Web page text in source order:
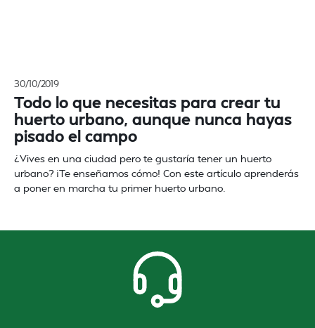
30/10/2019
Todo lo que necesitas para crear tu
huerto urbano, aunque nunca hayas
pisado el campo
¿Vives en una ciudad pero te gustaría tener un huerto
urbano? ¡Te enseñamos cómo! Con este artículo aprenderás
a poner en marcha tu primer huerto urbano.